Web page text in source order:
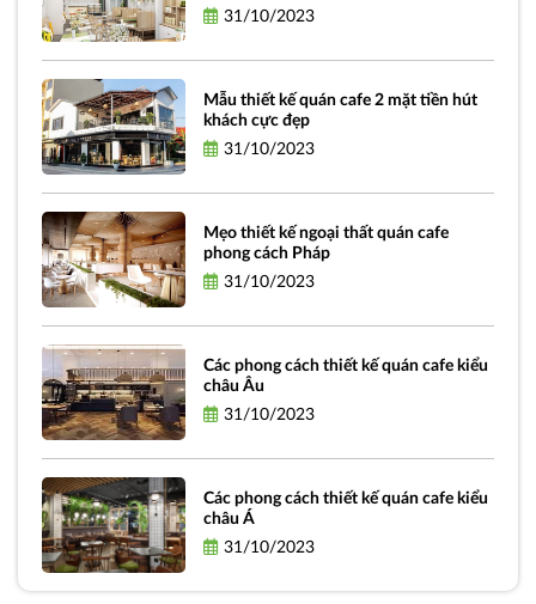
31/10/2023
Mẫu thiết kế quán cafe 2 mặt tiền hút
khách cực đẹp
31/10/2023
Mẹo thiết kế ngoại thất quán cafe
phong cách Pháp
31/10/2023
Các phong cách thiết kế quán cafe kiểu
châu Âu
31/10/2023
Các phong cách thiết kế quán cafe kiểu
châu Á
31/10/2023